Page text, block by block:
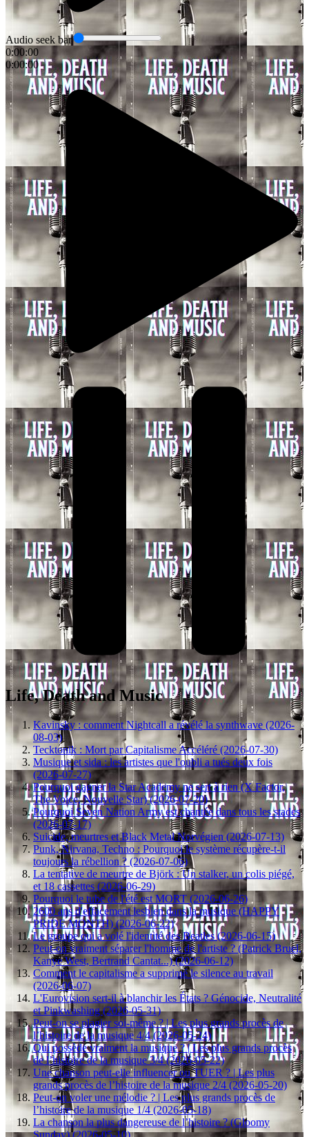
Audio seek bar
0:00:00
0:00:00
Life, Death and Music
Kavinsky : comment Nightcall a révélé la synthwave (2026-
08-03)
Tecktonik : Mort par Capitalisme Accéléré (2026-07-30)
Musique et sida : les artistes que l'oubli a tués deux fois
(2026-07-27)
Pourquoi gagner la Star Academy ne sert à rien (X Factor,
The Voice, Nouvelle Star) (2026-07-20)
Pourquoi Seven Nation Army est chantée dans tous les stades
(2026-07-17)
Suicide, meurtres et Black Metal Norvégien (2026-07-13)
Punk, Nirvana, Techno : Pourquoi le système récupère-t-il
toujours la rébellion ? (2026-07-06)
La tentative de meurtre de Björk : Un stalker, un colis piégé,
et 18 cassettes (2026-06-29)
Pourquoi le tube de l'été est MORT (2026-06-26)
2600 ans d'effacement lesbien dans la musique (HAPPY
PRIDE MONTH) (2026-06-22)
Le groupe qui a volé l'identité des Beatles (2026-06-15)
Peut-on vraiment séparer l'homme de l'artiste ? (Patrick Bruel,
Kanye West, Bertrand Cantat...) (2026-06-12)
Comment le capitalisme a supprimé le silence au travail
(2026-06-07)
L'Eurovision sert-il à blanchir les États ? Génocide, Neutralité
et Pinkwashing (2026-05-31)
Peut-on se plagier soi-même ? | Les plus grands procès de
l’histoire de la musique 4/4 (2026-05-24)
Qui possède vraiment la musique ? | Les plus grands procès
de l’histoire de la musique 3/4 (2026-05-22)
Une chanson peut-elle influencer ou TUER ? | Les plus
grands procès de l’histoire de la musique 2/4 (2026-05-20)
Peut-on voler une mélodie ? | Les plus grands procès de
l’histoire de la musique 1/4 (2026-05-18)
La chanson la plus dangereuse de l’histoire ? (Gloomy
Sunday) (2026-05-10)